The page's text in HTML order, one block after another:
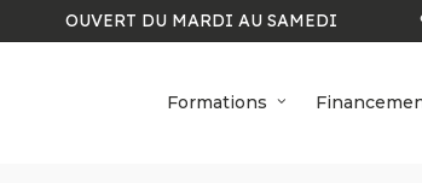
OUVERT DU MARDI AU SAMEDI
Formations